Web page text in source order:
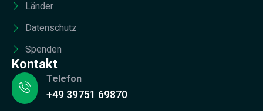
Länder
Datenschutz
Spenden
Kontakt
Telefon
+49 39751 69870